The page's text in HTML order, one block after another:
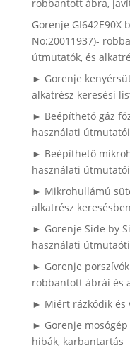
robbantott ábra,
Gorenje GI642E90X
No:20011937)-
útmutatók, és
► Gorenje
alkatrész keresési
► Beépíthető gáz
használati
► Beépíthető
használati
► Mikrohullámú
alkatrész
► Gorenje Side by
használati
► Gorenje
robbantott ábrái és
► Miért rázkódik és
► Gorenje
hibák, karbantartás